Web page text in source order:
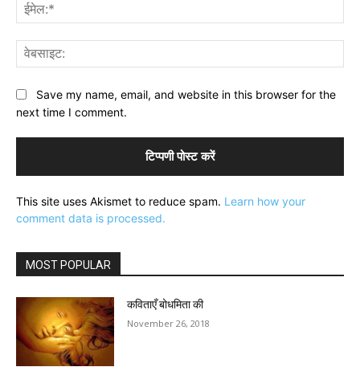
Save my name, email, and website in this browser for the
next time I comment.
This site uses Akismet to reduce spam. Learn how your
comment data is processed.
MOST POPULAR
कविताएँ बोधमिता की
November 26, 2018